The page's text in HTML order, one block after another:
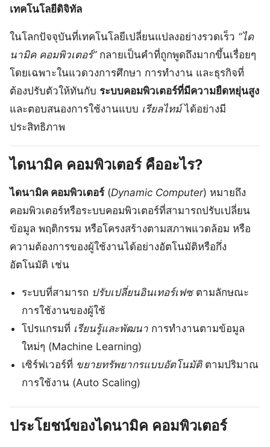
เทคโนโลยีดิจิทัล
ในโลกปัจจุบันที่เทคโนโลยีเปลี่ยนแปลงอย่างรวดเร็ว “ได
นามิค คอมพิวเตอร์”กลายเป็นคำที่ถูกพูดถึงมากขึ้นเรื่อยๆ
โดยเฉพาะในแวดวงการศึกษา การทำงาน และธุรกิจที่
ต้องปรับตัวให้ทันกับ ระบบคอมพิวเตอร์ที่มีความยืดหยุ่นสูง
และตอบสนองการใช้งานแบบ เรียลไทม์ได้อย่างมี
ประสิทธิภาพ
ไดนามิค คอมพิวเตอร์ คืออะไร?
ไดนามิค คอมพิวเตอร์(Dynamic Computer) หมายถึง
คอมพิวเตอร์หรือระบบคอมพิวเตอร์ที่สามารถปรับเปลี่ยน
ข้อมูล พฤติกรรม หรือโครงสร้างตามสภาพแวดล้อม หรือ
ความต้องการของผู้ใช้งานได้อย่างอัตโนมัติหรือกึ่ง
อัตโนมัติ เช่น
ระบบที่สามารถ ปรับเปลี่ยนอินเทอร์เฟซตามลักษณะ
การใช้งานของผู้ใช้
โปรแกรมที่ เรียนรู้และพัฒนา การทำงานตามข้อมูล
ใหม่ๆ (Machine Learning)
เซิร์ฟเวอร์ที่ ขยายทรัพยากรแบบอัตโนมัติตามปริมาณ
การใช้งาน (Auto Scaling)
ประโยชน์ของไดนามิค คอมพิวเตอร์